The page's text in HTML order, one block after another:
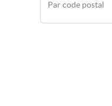
Par code postal